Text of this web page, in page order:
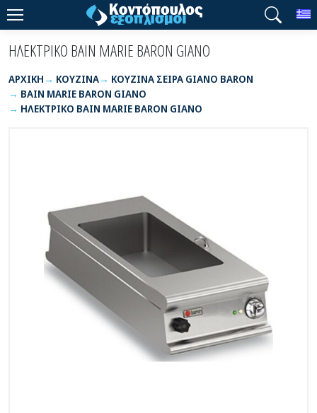
ΗΛΕΚΤΡΙΚΟ BAIN MARIE BARON GIANO
ΑΡΧΙΚΉ ΚΟΥΖΙΝΑ
ΚΟΥΖΙΝΑ ΣΕΙΡΑ GIANO BARON
BAIN MARIE BARON GIANO
ΗΛΕΚΤΡΙΚΟ BAIN MARIE BARON GIANO